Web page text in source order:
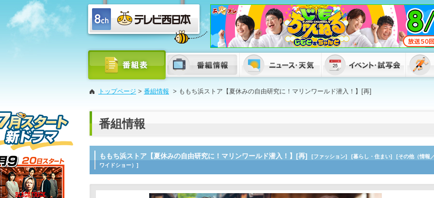
トップページ > 番組情報 > ももち浜ストア【夏休みの自由研究に！マリンワールド潜入！】[再]
番組情報
ももち浜ストア【夏休みの自由研究に！マリンワールド潜入！】[再] [ファッション] [暮らし・住まい]
[その他（情報
ワイドショー）]